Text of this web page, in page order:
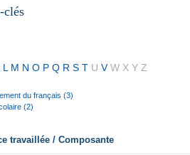
clés
L M N O P Q R S T U V W X Y Z
du français (3)
(2)
travaillée / Composante